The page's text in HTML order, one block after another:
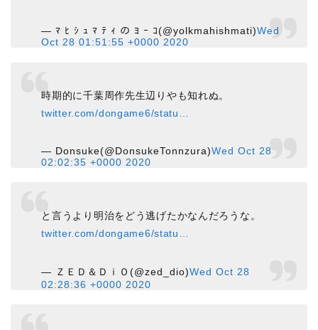
— ﾏ ﾋ ｼ ｭ ﾏ ﾃ ｨ の ﾖ ｰ ｺ(@yolkmahishmati)Wed
Oct 28 01:51:55 +0000 2020
時期的に千葉周作先生辺りやも知れぬ。
twitter.com/dongame6/statu…
— Donsuke(@DonsukeTonnzura)Wed Oct 28
02:02:35 +0000 2020
と言うより明治をどう逃げたかなんだろうな。
twitter.com/dongame6/statu…
— ＺＥＤ＆ＤｉＯ(@zed_dio)Wed Oct 28
02:28:36 +0000 2020